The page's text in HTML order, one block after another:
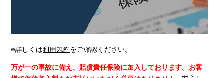
※詳しくは利用規約をご確認ください。
万が一の事故に備え、賠償責任保険に加入しております。 お客